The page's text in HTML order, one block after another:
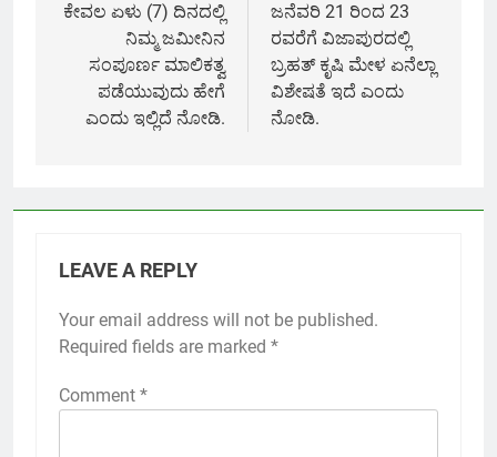
navigation
ಕೇವಲ ಏಳು (7) ದಿನದಲ್ಲಿ
ನಿಮ್ಮ ಜಮೀನಿನ
ಸಂಪೂರ್ಣ ಮಾಲಿಕತ್ವ
ಪಡೆಯುವುದು ಹೇಗೆ
ಎಂದು ಇಲ್ಲಿದೆ ನೋಡಿ.
ಜನೆವರಿ 21 ರಿಂದ 23
ರವರೆಗೆ ವಿಜಾಪುರದಲ್ಲಿ
ಬ್ರಹತ್ ಕೃಷಿ ಮೇಳ ಏನೆಲ್ಲಾ
ವಿಶೇಷತೆ ಇದೆ ಎಂದು
ನೋಡಿ.
LEAVE A REPLY
Your email address will not be published.
Required fields are marked *
Comment *